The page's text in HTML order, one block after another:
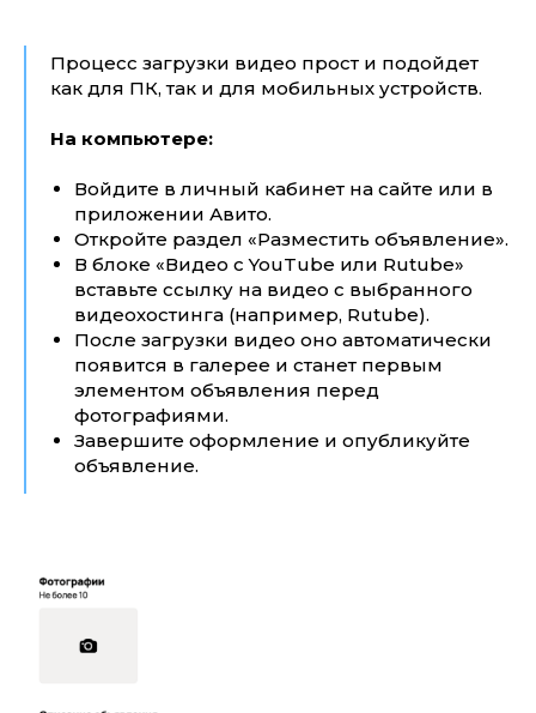
Процесс загрузки видео прост и подойдет
как для ПК, так и для мобильных устройств.
На компьютере:
Войдите в личный кабинет на сайте или в
приложении Авито.
Откройте раздел «Разместить объявление».
В блоке «Видео с YouTube или Rutube»
вставьте ссылку на видео с выбранного
видеохостинга (например, Rutube).
После загрузки видео оно автоматически
появится в галерее и станет первым
элементом объявления перед
фотографиями.
Завершите оформление и опубликуйте
объявление.